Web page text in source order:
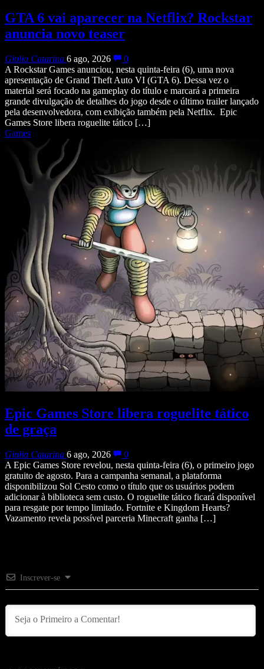
GTA 6 vai aparecer na Netflix? Rockstar
anuncia novo teaser
Giulia Catarina 6 ago, 2026
0
A Rockstar Games anunciou, nesta quinta-feira (6), uma nova
apresentação de Grand Theft Auto VI (GTA 6). Dessa vez o
material será focado na gameplay do título e marcará a primeira
grande divulgação de detalhes do jogo desde o último trailer lançado
pela desenvolvedora, com exibição também pela Netflix. Epic
Games Store libera roguelite tático […]
Games
Epic Games Store libera roguelite tático
de graça
Giulia Catarina 6 ago, 2026
0
A Epic Games Store revelou, nesta quinta-feira (6), o primeiro jogo
gratuito de agosto. Para a campanha semanal, a plataforma
disponibilizou Sol Cesto como o título que os usuários podem
adicionar à biblioteca sem custo. O roguelite tático ficará disponível
para resgate por tempo limitado. Fortnite e Kingdom Hearts?
Vazamento revela possível parceria Minecraft ganha […]
Inscrever-se